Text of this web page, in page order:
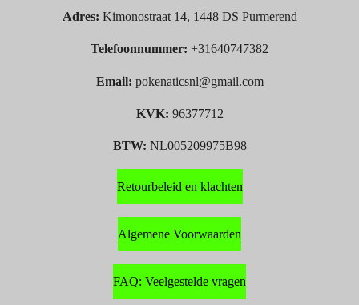
Adres: Kimonostraat 14, 1448 DS Purmerend
Telefoonnummer: +31640747382
Email: pokenaticsnl@gmail.com
KVK: 96377712
BTW: NL005209975B98
Retourbeleid en klachten
Algemene Voorwaarden
FAQ: Veelgestelde vragen